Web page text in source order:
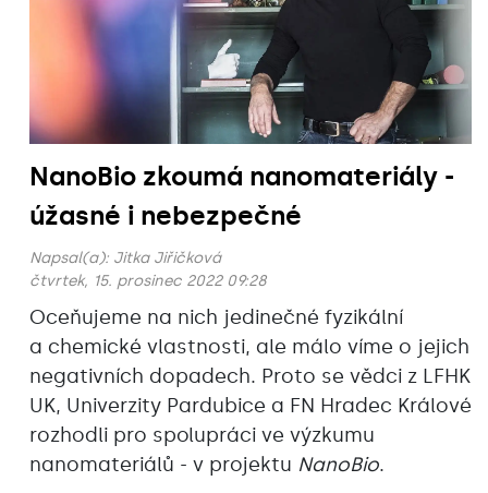
NanoBio zkoumá nanomateriály -
úžasné i nebezpečné
Napsal(a): Jitka Jiřičková
čtvrtek, 15. prosinec 2022 09:28
Oceňujeme na nich jedinečné fyzikální
a chemické vlastnosti, ale málo víme o jejich
negativních dopadech. Proto se vědci z LFHK
UK, Univerzity Pardubice a FN Hradec Králové
rozhodli pro spolupráci ve výzkumu
nanomateriálů - v projektu NanoBio.